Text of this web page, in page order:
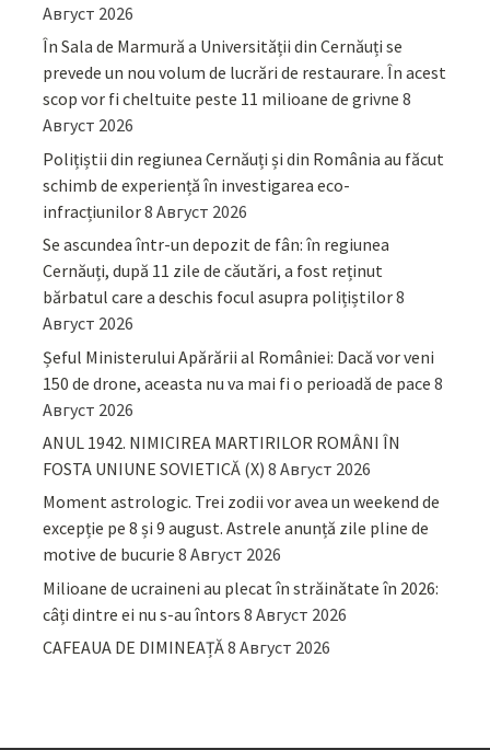
Август 2026
În Sala de Marmură a Universității din Cernăuți se
prevede un nou volum de lucrări de restaurare. În acest
scop vor fi cheltuite peste 11 milioane de grivne 8
Август 2026
Polițiștii din regiunea Cernăuți și din România au făcut
schimb de experiență în investigarea eco-
infracțiunilor8 Август 2026
Se ascundea într-un depozit de fân: în regiunea
Cernăuți, după 11 zile de căutări, a fost reținut
bărbatul care a deschis focul asupra polițiștilor8
Август 2026
Șeful Ministerului Apărării al României: Dacă vor veni
150 de drone, aceasta nu va mai fi o perioadă de pace 8
Август 2026
ANUL 1942. NIMICIREA MARTIRILOR ROMÂNI ÎN
FOSTA UNIUNE SOVIETICĂ (X) 8 Август 2026
Moment astrologic. Trei zodii vor avea un weekend de
excepție pe 8 și 9 august. Astrele anunță zile pline de
motive de bucurie 8 Август 2026
Milioane de ucraineni au plecat în străinătate în 2026:
câți dintre ei nu s-au întors 8 Август 2026
CAFEAUA DE DIMINEAȚĂ8 Август 2026